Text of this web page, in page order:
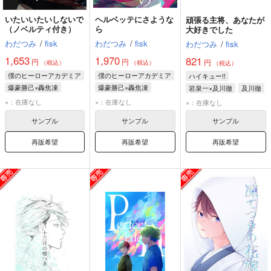
いたいいたいしないで
（ノベルティ付き）
わだつみ / fisk
1,653 円 （税込）
僕のヒーローアカデミア
爆豪勝己×轟焦凍
轟焦凍
爆豪勝己
×：在庫なし
サンプル
再販希望
ヘルベッテにさような
ら
わだつみ / fisk
1,970 円 （税込）
僕のヒーローアカデミア
爆豪勝己×轟焦凍
轟焦凍
爆豪勝己
×：在庫なし
サンプル
再販希望
頑張る主将、あなたが
大好きでした
わだつみ / fisk
821 円 （税込）
ハイキュー!!
岩泉一×及川徹
及川徹
岩泉一
×：在庫なし
サンプル
再販希望